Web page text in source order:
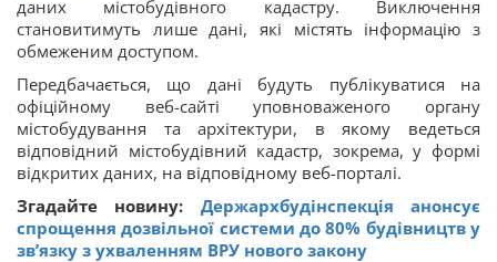
даних містобудівного кадастру. Виключення
становитимуть лише дані, які містять інформацію з
обмеженим доступом.
Передбачається, що дані будуть публікуватися на
офіційному веб-сайті уповноваженого органу
містобудування та архітектури, в якому ведеться
відповідний містобудівний кадастр, зокрема, у формі
відкритих даних, на відповідному веб-порталі.
Згадайте новину: Держархбудінспекція анонсує
спрощення дозвільної системи до 80% будівництв у
зв’язку з ухваленням ВРУ нового закону